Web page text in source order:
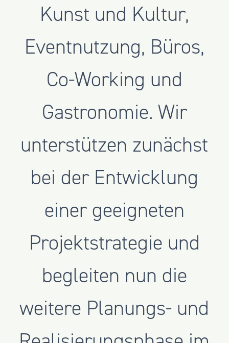
Kunst und Kultur,
Eventnutzung, Büros,
Co-Working und
Gastronomie. Wir
unterstützen zunächst
bei der Entwicklung
einer geeigneten
Projektstrategie und
begleiten nun die
weitere Planungs- und